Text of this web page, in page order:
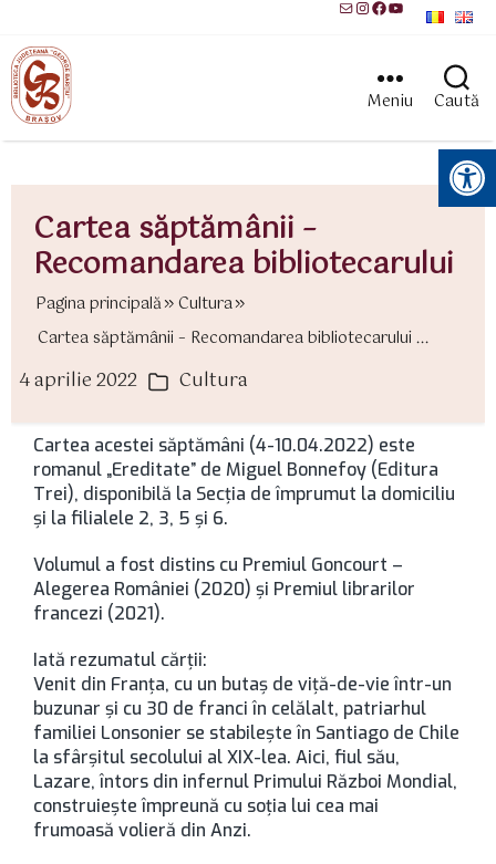
MailInstagram
Facebook
YouTube
Meniu Caută
Instrumente pentru accesibilitate
Cartea săptămânii –
Recomandarea bibliotecarului
Pagina principală
Cultura
Cartea săptămânii – Recomandarea bibliotecarului ...
4 aprilie 2022 Categorii
Cultura
Cartea acestei săptămâni (4-10.04.2022) este
romanul „Ereditate” de Miguel Bonnefoy (Editura
Trei), disponibilă la Secţia de împrumut la domiciliu
şi la filialele 2, 3, 5 şi 6.
Volumul a fost distins cu Premiul Goncourt –
Alegerea României (2020) şi Premiul librarilor
francezi (2021).
Iată rezumatul cărţii:
Venit din Franţa, cu un butaş de viţă-de-vie într-un
buzunar şi cu 30 de franci în celălalt, patriarhul
familiei Lonsonier se stabileşte în Santiago de Chile
la sfârşitul secolului al XIX-lea. Aici, fiul său,
Lazare, întors din infernul Primului Război Mondial,
construieşte împreună cu soţia lui cea mai
frumoasă volieră din Anzi.